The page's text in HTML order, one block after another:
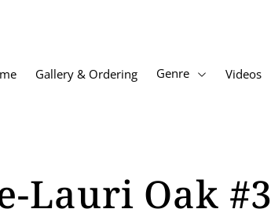
Gallery & Ordering Genre Videos
Lauri Oak #3